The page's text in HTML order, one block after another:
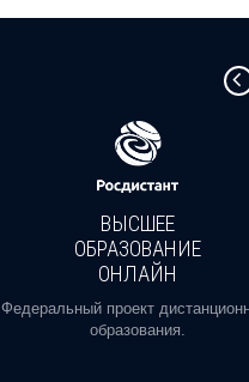
ВЫСШЕЕ
ОБРАЗОВАНИЕ
ОНЛАЙН
Федеральный проект
образования.